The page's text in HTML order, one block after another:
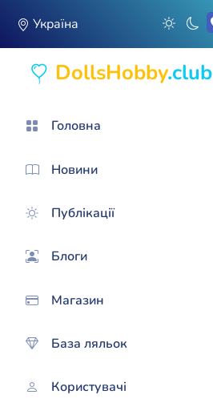
Україна
DollsHobby.club
Головна
Новини
Публікації
Блоги
Магазин
База ляльок
Користувачі